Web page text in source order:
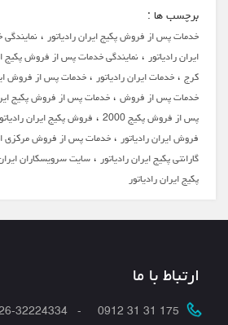
برچسب ها :
خدمات پس از فروش پکیج ایران رادیاتور،
ایران رادیاتور،نمایندگی خدمات پس از فروش پکیج
کرج،خدمات ایران رادیاتور،خدمات پس از فروش
خدمات پس از فروش،خدمات پس از فروش پکیج ایران
پس از فروش پکیج 2000
، فروش پکیج ایران
فروش ایران رادیاتور،خدمات پس از فروش مرکزی
گارانتی پکیج ایران رادیاتور،سایت سرویسکاران
پکیج ایران رادیاتور
ارتباط با ما
175 31 31 0912 - 026-32224334